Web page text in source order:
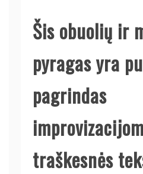
Šis obuolių ir
pyragas yra
pagrindas
traškesnės